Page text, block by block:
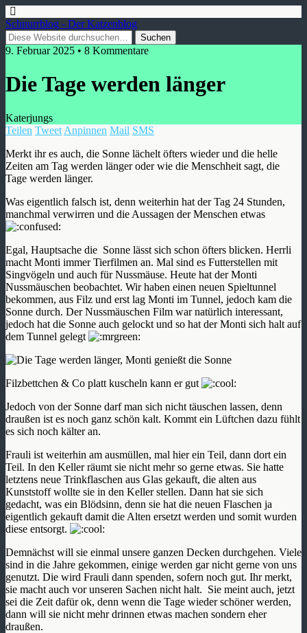
Schnurrblog - Der Katzenblog
9. Februar 2025 • 8 Kommentare
Die Tage werden länger
Katerjungs
Teilen Tweet Anpinnen Mail SMS
Merkt ihr es auch, die Sonne lächelt öfters wieder und die helle
Zeiten am Tag werden länger oder wie die Menschheit sagt, die
Tage werden länger.
Was eigentlich falsch ist, denn weiterhin hat der Tag 24 Stunden,
manchmal verwirren und die Aussagen der Menschen etwas
Egal, Hauptsache die Sonne lässt sich schon öfters blicken. Herrli
macht Monti immer Tierfilmen an. Mal sind es Futterstellen mit
Singvögeln und auch für Nussmäuse. Heute hat der Monti
Nussmäuschen beobachtet. Wir haben einen neuen Spieltunnel
bekommen, aus Filz und erst lag Monti im Tunnel, jedoch kam die
Sonne durch. Der Nussmäuschen Film war natürlich interessant,
jedoch hat die Sonne auch gelockt und so hat der Monti sich halt auf
dem Tunnel gelegt
Filzbettchen & Co platt kuscheln kann er gut
Jedoch von der Sonne darf man sich nicht täuschen lassen, denn
draußen ist es noch ganz schön kalt. Kommt ein Lüftchen dazu fühlt
es sich noch kälter an.
Frauli ist weiterhin am ausmüllen, mal hier ein Teil, dann dort ein
Teil. In den Keller räumt sie nicht mehr so gerne etwas. Sie hatte
letztens neue Trinkflaschen aus Glas gekauft, die alten aus
Kunststoff wollte sie in den Keller stellen. Dann hat sie sich
gedacht, was ein Blödsinn, denn sie hat die neuen Flaschen ja
eigentlich gekauft damit die Alten ersetzt werden und somit wurden
diese entsorgt.
Demnächst will sie einmal unsere ganzen Decken durchgehen. Viele
sind in die Jahre gekommen, einige werden gar nicht gerne von uns
genutzt. Die wird Frauli dann spenden, sofern noch gut. Ihr merkt,
sie macht auch vor unseren Sachen nicht halt. Sie meint auch, jetzt
sei die Zeit dafür ok, denn wenn die Tage wieder schöner werden,
dann will sie nicht mehr drinnen etwas machen sondern eher
draußen.